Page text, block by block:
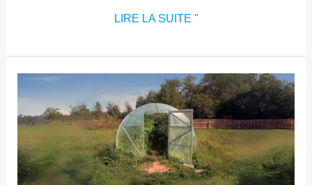
LIRE LA SUITE "
DERNIER
APPEL
À
CANDIDATURES
POUR